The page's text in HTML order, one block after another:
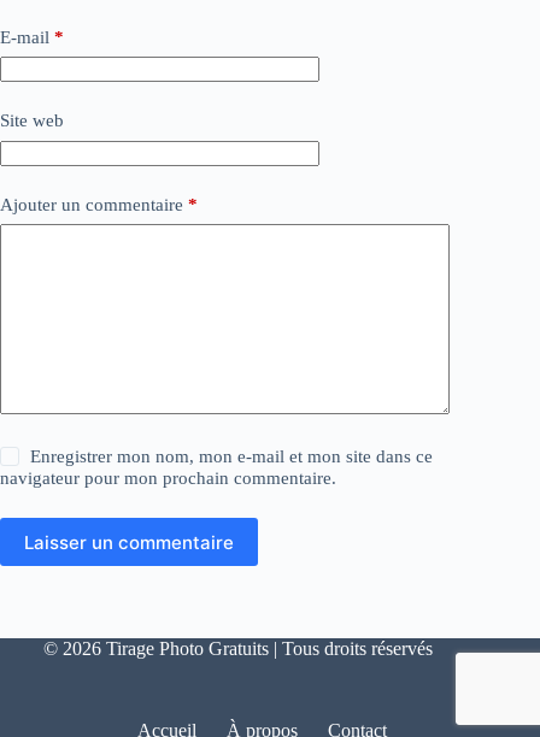
E-mail *
Site web
Ajouter un commentaire *
Enregistrer mon nom, mon e-mail et mon site dans ce
navigateur pour mon prochain commentaire.
Laisser un commentaire
© 2026 Tirage Photo Gratuits | Tous droits réservés
Accueil À propos Contact